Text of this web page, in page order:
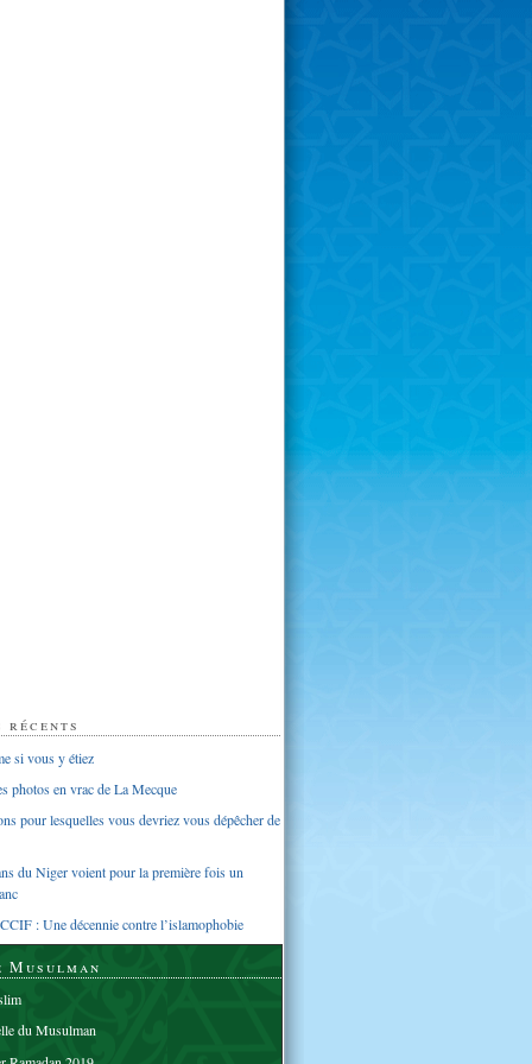
si vous y étiez
photos en vrac de La Mecque
pour lesquelles vous devriez vous dépêcher de
du Niger voient pour la première fois un
: Une décennie contre l’islamophobie
Musulman
du Musulman